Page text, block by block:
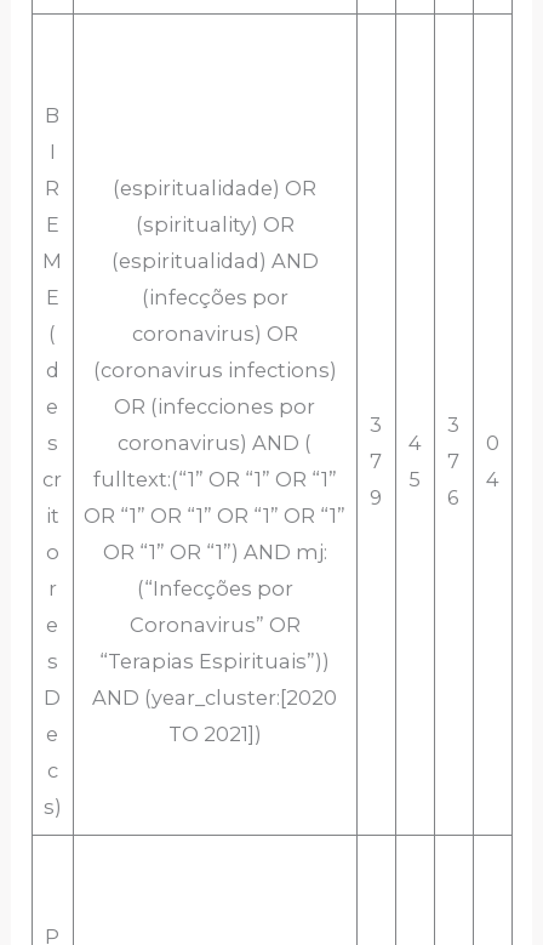
B
I
R
E
M
E
(
d
e
s
cr
it
o
r
e
s
D
e
c
s)
(espiritualidade) OR
(spirituality) OR
(espiritualidad) AND
(infecções por
coronavirus) OR
(coronavirus infections)
OR (infecciones por
coronavirus) AND (
fulltext:(“1” OR “1” OR “1”
OR “1” OR “1” OR “1” OR “1”
OR “1” OR “1”) AND mj:
(“Infecções por
Coronavirus” OR
“Terapias Espirituais”))
AND (year_cluster:[2020
TO 2021])
3
7
9
4
5
3
7
6
0
4
P